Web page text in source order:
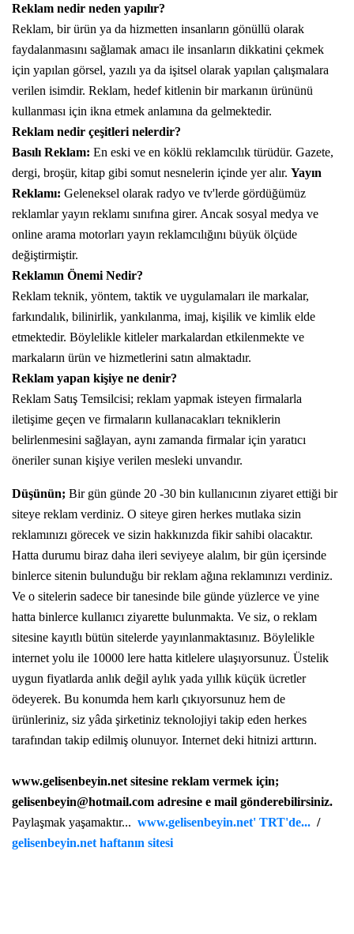
Reklam nedir neden yapılır?
Reklam, bir ürün ya da hizmetten insanların gönüllü olarak
faydalanmasını sağlamak amacı ile insanların dikkatini çekmek
için yapılan görsel, yazılı ya da işitsel olarak yapılan çalışmalara
verilen isimdir. Reklam, hedef kitlenin bir markanın ürününü
kullanması için ikna etmek anlamına da gelmektedir.
Reklam nedir çeşitleri nelerdir?
Basılı Reklam: En eski ve en köklü reklamcılık türüdür. Gazete,
dergi, broşür, kitap gibi somut nesnelerin içinde yer alır. Yayın
Reklamı: Geleneksel olarak radyo ve tv'lerde gördüğümüz
reklamlar yayın reklamı sınıfına girer. Ancak sosyal medya ve
online arama motorları yayın reklamcılığını büyük ölçüde
değiştirmiştir.
Reklamın Önemi Nedir?
Reklam teknik, yöntem, taktik ve uygulamaları ile markalar,
farkındalık, bilinirlik, yankılanma, imaj, kişilik ve kimlik elde
etmektedir. Böylelikle kitleler markalardan etkilenmekte ve
markaların ürün ve hizmetlerini satın almaktadır.
Reklam yapan kişiye ne denir?
Reklam Satış Temsilcisi; reklam yapmak isteyen firmalarla
iletişime geçen ve firmaların kullanacakları tekniklerin
belirlenmesini sağlayan, aynı zamanda firmalar için yaratıcı
öneriler sunan kişiye verilen mesleki unvandır.
Düşünün; Bir gün günde 20 -30 bin kullanıcının ziyaret ettiği bir
siteye reklam verdiniz. O siteye giren herkes mutlaka sizin
reklamınızı görecek ve sizin hakkınızda fikir sahibi olacaktır.
Hatta durumu biraz daha ileri seviyeye alalım, bir gün içersinde
binlerce sitenin bulunduğu bir reklam ağına reklamınızı verdiniz.
Ve o sitelerin sadece bir tanesinde bile günde yüzlerce ve yine
hatta binlerce kullanıcı ziyarette bulunmakta. Ve siz, o reklam
sitesine kayıtlı bütün sitelerde yayınlanmaktasınız. Böylelikle
internet yolu ile 10000 lere hatta kitlelere ulaşıyorsunuz. Üstelik
uygun fiyatlarda anlık değil aylık yada yıllık küçük ücretler
ödeyerek. Bu konumda hem karlı çıkıyorsunuz hem de
ürünleriniz, siz yâda şirketiniz teknolojiyi takip eden herkes
tarafından takip edilmiş olunuyor. Internet deki hitnizi arttırın.
www.gelisenbeyin.net sitesine reklam vermek için;
gelisenbeyin@hotmail.com adresine e mail gönderebilirsiniz.
Paylaşmak yaşamaktır... www.gelisenbeyin.net' TRT'de... /
gelisenbeyin.net haftanın sitesi